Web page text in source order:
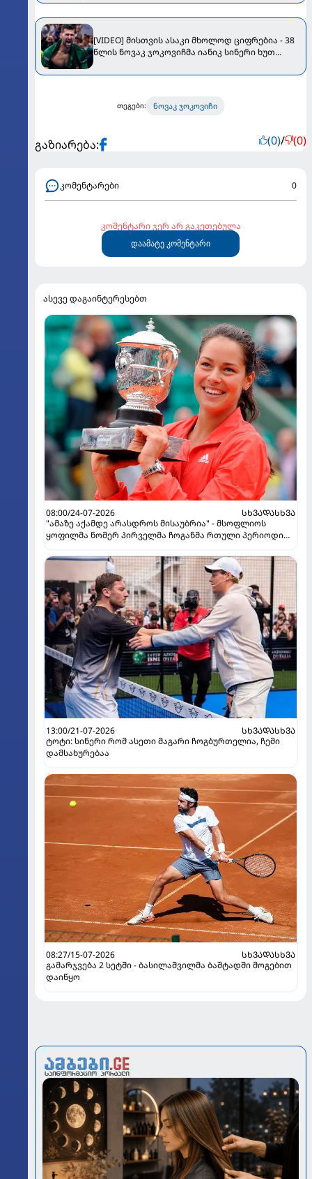
[VIDEO] მისთვის ასაკი მხოლოდ ციფრებია - 38
წლის ნოვაკ ჯოკოვიჩმა იანიკ სინერი ხუთ
თეგები: ნოვაკ ჯოკოვიჩი
გაზიარება: (0)/ (0)
კომენტარები 0
კომენტარი ჯერ არ გაკეთებულა
დაამატე კომენტარი
ასევე დაგაინტერესებთ
08:00/24-07-2026
ᲡᲮᲕᲐᲓᲐᲡᲮᲕᲐ
"ამაზე აქამდე არასდროს მისაუბრია" - მსოფლიოს
ყოფილმა ნომერ პირველმა ჩოგანმა რთული პერიოდი
13:00/21-07-2026
ᲡᲮᲕᲐᲓᲐᲡᲮᲕᲐ
ტოტი: სინერი რომ ასეთი მაგარი ჩოგბურთელია, ჩემი
დამსახურებაა
08:27/15-07-2026
ᲡᲮᲕᲐᲓᲐᲡᲮᲕᲐ
გამარჯვება 2 სეტში - ბასილაშვილმა ბაშტადში მოგებით
დაიწყო